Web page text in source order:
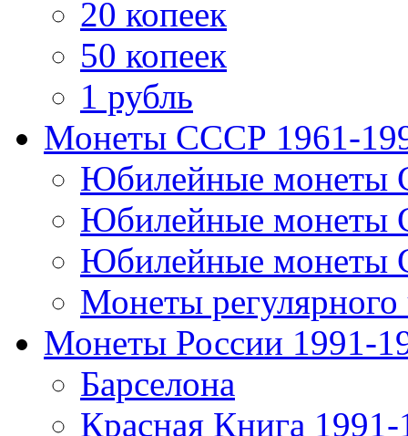
20 копеек
50 копеек
1 рубль
Монеты СССР 1961-
Юбилейные монеты
Юбилейные
Юбилейные
Монеты
Монеты России 1991-
Барселона
Красная Книга 1991-